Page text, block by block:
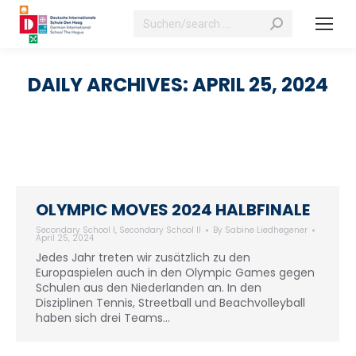
Search:
DAILY ARCHIVES:APRIL 25, 2024
OLYMPIC MOVES 2024 HALBFINALE
Secondary School I, Secondary School II By Sabine Liedhegener
April 25, 2024
Jedes Jahr treten wir zusätzlich zu den
Europaspielen auch in den Olympic Games gegen
Schulen aus den Niederlanden an. In den
Disziplinen Tennis, Streetball und Beachvolleyball
haben sich drei Teams…